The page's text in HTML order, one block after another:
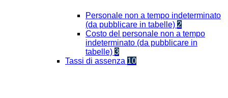
Personale non a tempo indeterminato
(da pubblicare in tabelle) 2
Costo del personale non a tempo
indeterminato (da pubblicare in
tabelle) 3
Tassi di assenza 10